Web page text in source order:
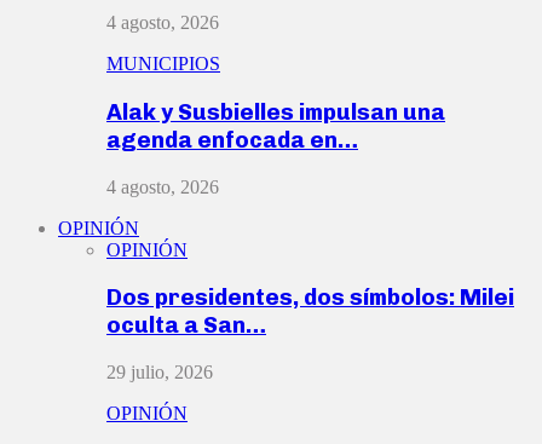
4 agosto, 2026
MUNICIPIOS
Alak y Susbielles impulsan una
agenda enfocada en…
4 agosto, 2026
OPINIÓN
OPINIÓN
Dos presidentes, dos símbolos: Milei
oculta a San…
29 julio, 2026
OPINIÓN